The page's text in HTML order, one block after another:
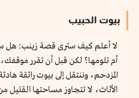
بيوت الحبيب
لا أعلم كيف سترى قصة زينب: هل
أم تلومها؟ لكن قبل أن تقرر موقفك،
المزدحم، وننتقل إلى بيوت رائقة
الأثاث، لا تتجاوز مساحتها القليل